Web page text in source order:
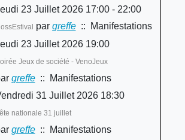
23 Juillet 2026 17:00 - 22:00
par greffe:: Manifestations
23 Juillet 2026 19:00
Jeux de société - VenoJeux
greffe:: Manifestations
31 Juillet 2026 18:30
nationale 31 juillet
greffe:: Manifestations